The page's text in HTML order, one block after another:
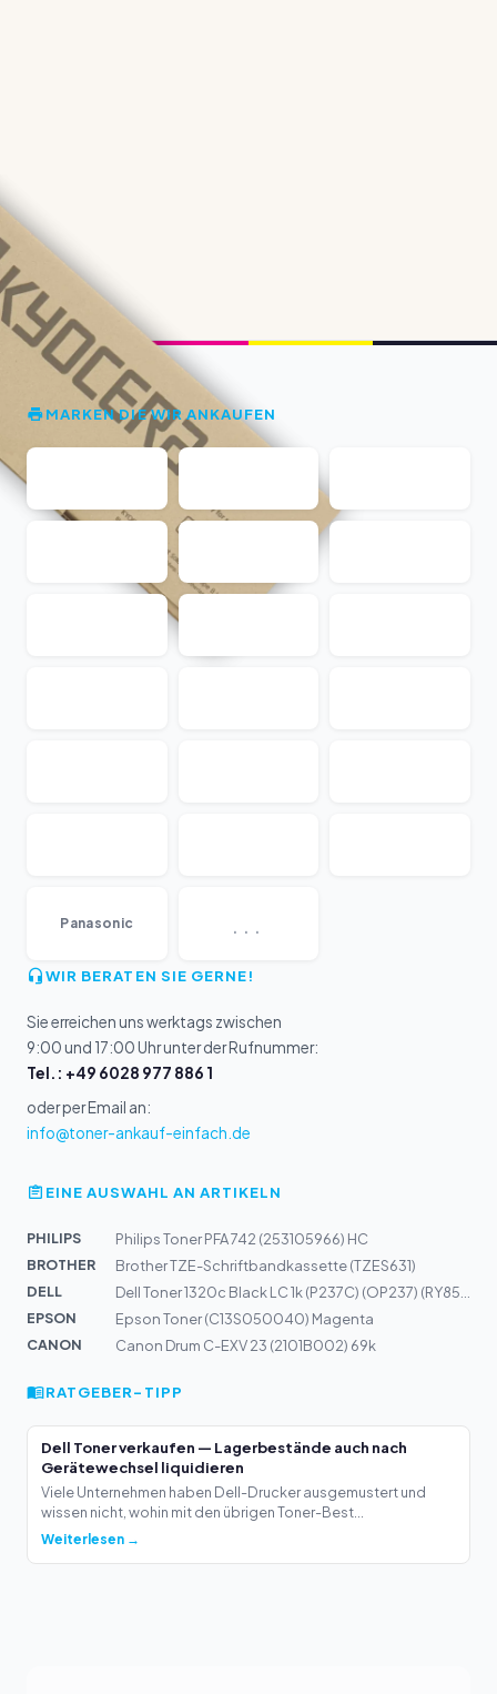
MARKEN DIE WIR ANKAUFEN
Panasonic ...
WIR BERATEN SIE GERNE!
Sie erreichen uns werktags zwischen
9:00 und 17:00 Uhr unter der Rufnummer:
Tel.: +49 6028 977 886 1
oder per Email an:
info@toner-ankauf-einfach.de
EINE AUSWAHL AN ARTIKELN
PHILIPS
Philips Toner PFA 742 (253105966) HC
BROTHER
Brother TZE-Schriftbandkassette (TZES631)
DELL
EPSON
Epson Toner (C13S050040) Magenta
CANON
Canon Drum C-EXV 23 (2101B002) 69k
RATGEBER-TIPP
Dell Toner verkaufen — Lagerbestände auch nach
Gerätewechsel liquidieren
Viele Unternehmen haben Dell-Drucker ausgemustert und
wissen nicht, wohin mit den übrigen Toner-Best...
Weiterlesen →